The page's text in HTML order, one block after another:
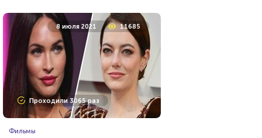
8 апреля 2021
Проходили 11748 раз
8 июля 2021 11685
Проходили 3065 раз
Фильмы